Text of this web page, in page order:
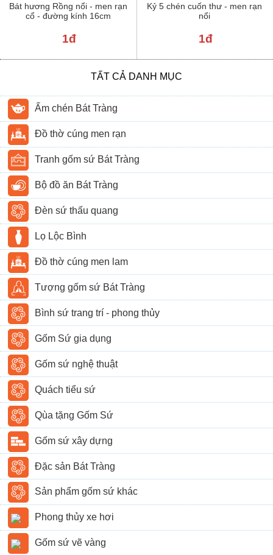
Bát hương Rồng nổi - men rạn
cổ - đường kính 16cm
1đ
Kỷ 5 chén cuốn thư - men rạn
nổi
1đ
TẤT CẢ DANH MỤC
Ấm chén Bát Tràng
Đồ thờ cúng men rạn
Tranh gốm sứ Bát Tràng
Bộ đồ ăn Bát Tràng
Đèn sứ thấu quang
Lọ Lộc Bình
Đồ thờ cúng men lam
Tượng gốm sứ Bát Tràng
Bình sứ trang trí - phong thủy
Gốm Sứ gia dụng
Gốm sứ nghệ thuật
Quách tiểu sứ
Qùa tặng Gốm Sứ
Gốm sứ xây dựng
Đặc sản Bát Tràng
Sản phẩm gốm sứ khác
Phong thủy xe hơi
Gốm sứ vẽ vàng